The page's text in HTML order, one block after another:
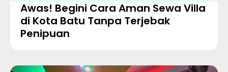
Awas! Begini Cara Aman Sewa Villa
di Kota Batu Tanpa Terjebak
Penipuan